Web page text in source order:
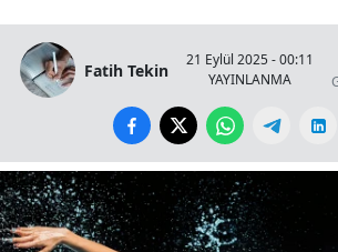
Fatih Tekin
21 Eylül 2025 - 00:11
YAYINLANMA